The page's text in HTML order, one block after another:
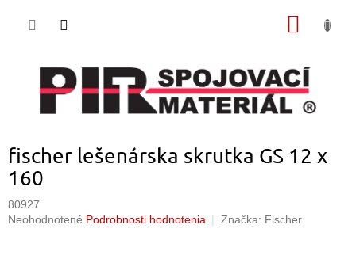
fischer lešenárska skrutka GS 12 x
160
80927
Priemerné
Neohodnotené Podrobnosti hodnotenia Značka: Fischer